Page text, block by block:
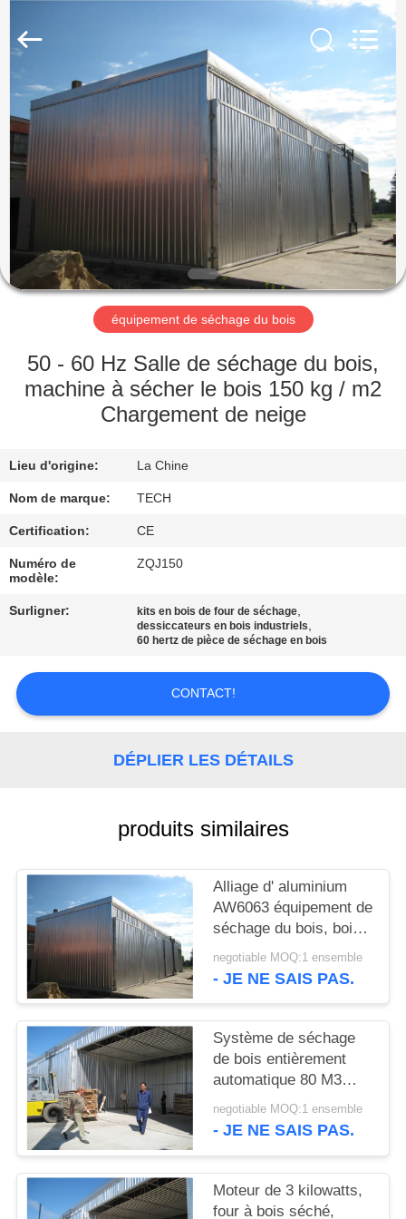
MAISON
PRODUITS
PROPOS
DE
NOUS
VISITE
D'USINE
DE
QUALITÉ
CONTACTEZ-
NOUS
NOUVELLES
CAS
PRIVACY
POLICY
Equipment
Co.,
Reserved.
équipement de séchage du bois
50 - 60 Hz Salle de séchage du bois,
machine à sécher le bois 150 kg / m2
Chargement de neige
Lieu d'origine: La Chine
Nom de marque: TECH
Certification: CE
Numéro de
modèle:
ZQJ150
Surligner: kits en bois de four de séchage,
dessiccateurs en bois industriels,
60 hertz de pièce de séchage en bois
CONTACT!
DÉPLIER LES DÉTAILS
produits similaires
Alliage d' aluminium
AW6063 équipement de
séchage du bois, bois
dur / bois doux séché
au four
negotiable MOQ:1 ensemble
- JE NE SAIS PAS.
Système de séchage
de bois entièrement
automatique 80 M3
Capacité 120 Km / h
Charge de vent
negotiable MOQ:1 ensemble
- JE NE SAIS PAS.
Moteur de 3 kilowatts,
four à bois séché,